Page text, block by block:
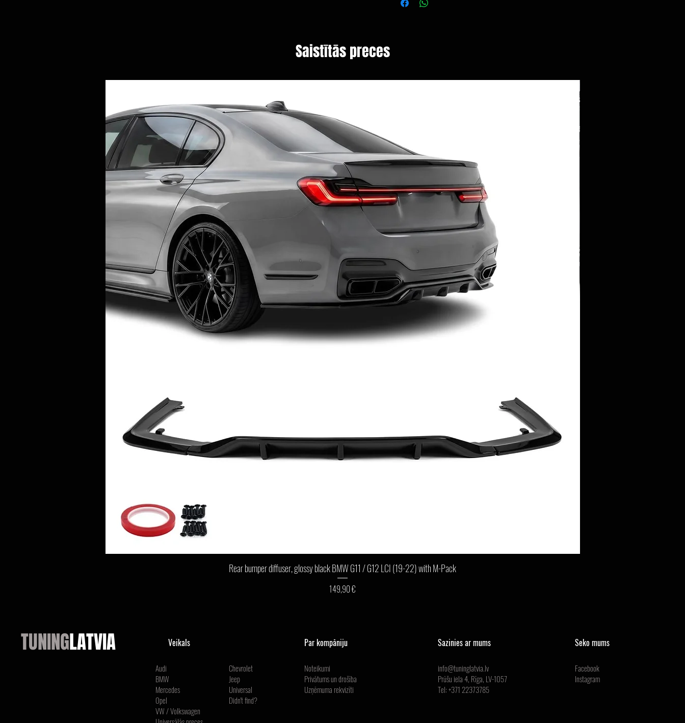
Saistītās preces
Ātrais skats
Rear bumper diffuser, glossy black BMW G11 / G12 LCI (19-22) with M-Pack
Cena
149,90 €
TUNINGLATVIA Veikals
Audi
BMW
Mercedes
Opel
VW / Volkswagen
Chevrolet
Jeep
Universal
Didn't find?
Par kompāniju
Noteikumi
Privātums un drošība
Uzņēmuma rekvizīti
Sazinies ar mums
info@tuninglatvia.lv
Prūšu iela 4, Rīga, LV-1057
Tel: +371 22373785
Seko mums
Facebook
Instagram